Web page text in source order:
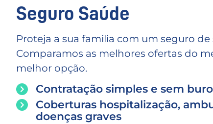
Seguro Saúde
Proteja a sua familia com um seguro de
Comparamos as melhores ofertas do
melhor opção.
Contratação simples e sem
Coberturas hospitalização,
doenças graves